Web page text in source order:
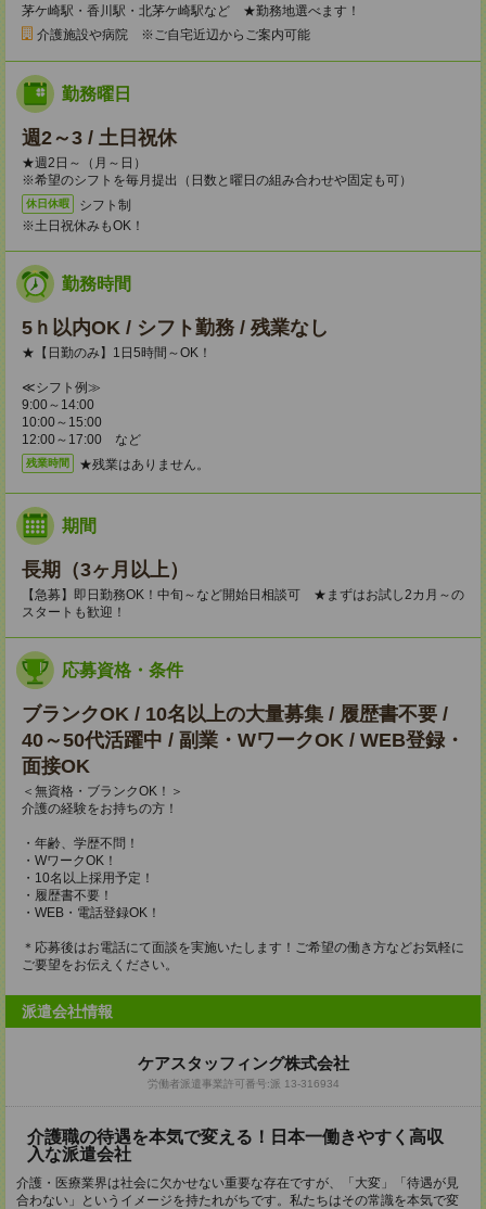
茅ケ崎駅・香川駅・北茅ケ崎駅など ★勤務地選べます！
介護施設や病院 ※ご自宅近辺からご案内可能
勤務曜日
週2～3 / 土日祝休
★週2日～（月～日）
※希望のシフトを毎月提出（日数と曜日の組み合わせや固定も可）
休日休暇
シフト制
※土日祝休みもOK！
勤務時間
5ｈ以内OK / シフト勤務 / 残業なし
★【日勤のみ】1日5時間～OK！
≪シフト例≫
9:00～14:00
10:00～15:00
12:00～17:00 など
残業時間 ★残業はありません。
期間
長期（3ヶ月以上）
【急募】即日勤務OK！中旬～など開始日相談可 ★まずはお試し2カ月～の
スタートも歓迎！
応募資格・条件
ブランクOK / 10名以上の大量募集 / 履歴書不要 /
40～50代活躍中 / 副業・WワークOK / WEB登録・
面接OK
＜無資格・ブランクOK！＞
介護の経験をお持ちの方！
・年齢、学歴不問！
・WワークOK！
・10名以上採用予定！
・履歴書不要！
・WEB・電話登録OK！
＊応募後はお電話にて面談を実施いたします！ご希望の働き方などお気軽に
ご要望をお伝えください。
派遣会社情報
ケアスタッフィング株式会社
労働者派遣事業許可番号:派 13-316934
介護職の待遇を本気で変える！日本一働きやすく高収
入な派遣会社
介護・医療業界は社会に欠かせない重要な存在ですが、「大変」「待遇が見
合わない」というイメージを持たれがちです。私たちはその常識を本気で変